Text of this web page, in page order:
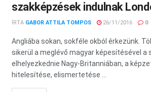
szakképzések indulnak
ÍRTA GABOR ATTILA TOMPOS 26/11/2016 0
Angliába sokan, sokféle okból érkezünk.
sikerül a meglévő magyar képesítésével a
elhelyezkednie Nagy-Britanniában, a
hitelesítése, elismertetése ...